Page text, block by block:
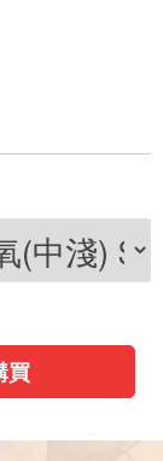
買